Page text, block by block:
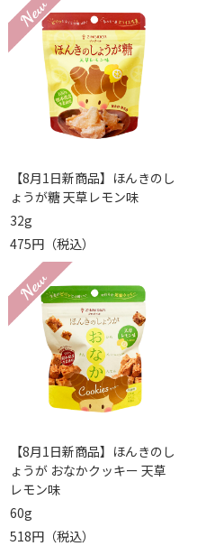
【8月1日新商品】ほんきのし
ょうが糖 天草レモン味
32g
475円（税込）
【8月1日新商品】ほんきのし
ょうが おなかクッキー 天草
レモン味
60g
518円（税込）